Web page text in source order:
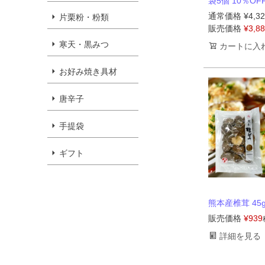
片栗粉・粉類
寒天・黒みつ
お好み焼き具材
唐辛子
手提袋
ギフト
通常価格 ¥
販売価格 ¥
カートに入
熊本産椎茸
販売価格 ¥939
詳細を見る